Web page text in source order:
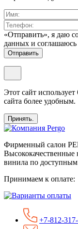
«Отправить», я даю
данных и
Отправить
Этот сайт
сайта более удобным.
Принять.
Фирменный салон
Высококачественные
винила по
Принимаем к оплате:
+7-812-